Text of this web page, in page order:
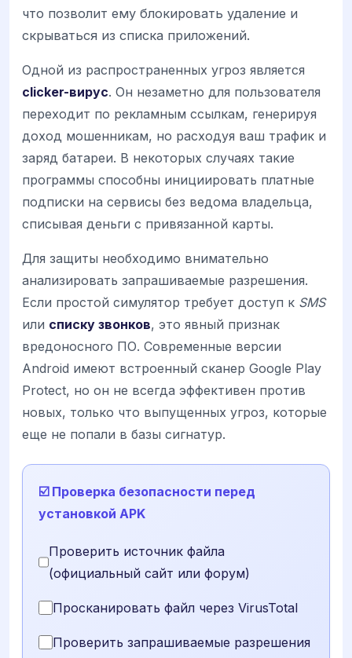
что позволит ему блокировать удаление и
скрываться из списка приложений.
Одной из распространенных угроз является
clicker-вирус. Он незаметно для пользователя
переходит по рекламным ссылкам, генерируя
доход мошенникам, но расходуя ваш трафик и
заряд батареи. В некоторых случаях такие
программы способны инициировать платные
подписки на сервисы без ведома владельца,
списывая деньги с привязанной карты.
Для защиты необходимо внимательно
анализировать запрашиваемые разрешения.
Если простой симулятор требует доступ к SMS
или списку звонков, это явный признак
вредоносного ПО. Современные версии
Android имеют встроенный сканер Google Play
Protect, но он не всегда эффективен против
новых, только что выпущенных угроз, которые
еще не попали в базы сигнатур.
☑️ Проверка безопасности перед
установкой APK
Проверить источник файла
(официальный сайт или форум)
Просканировать файл через VirusTotal
Проверить запрашиваемые разрешения